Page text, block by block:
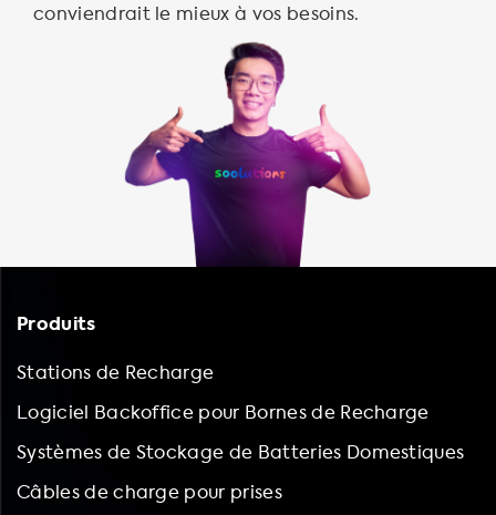
conviendrait le mieux à vos besoins.
Produits
Stations de Recharge
Logiciel Backoffice pour Bornes de Recharge
Systèmes de Stockage de Batteries Domestiques
Câbles de charge pour prises